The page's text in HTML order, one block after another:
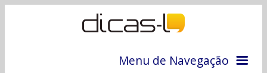
Menu de Navegação